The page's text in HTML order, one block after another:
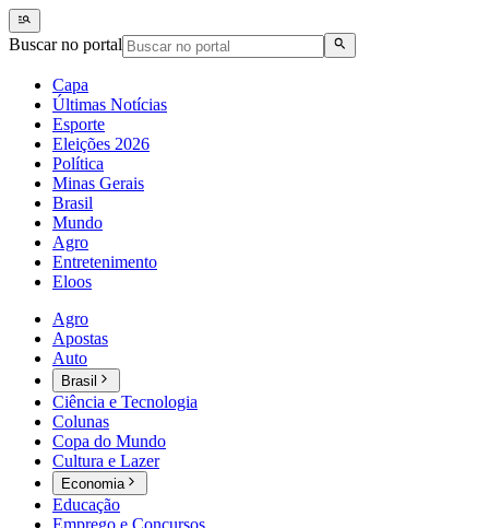
Buscar no portal
Capa
Últimas Notícias
Esporte
Eleições 2026
Política
Minas Gerais
Brasil
Mundo
Agro
Entretenimento
Eloos
Agro
Apostas
Auto
Brasil
Ciência e Tecnologia
Colunas
Copa do Mundo
Cultura e Lazer
Economia
Educação